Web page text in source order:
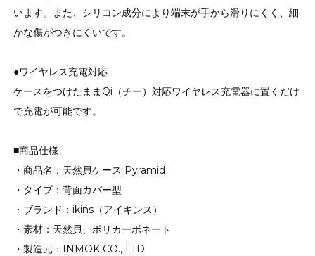
います。また、シリコン成分により端末が手から滑りにくく、細
かな傷がつきにくいです。
●ワイヤレス充電対応
ケースをつけたままQi（チー）対応ワイヤレス充電器に置くだけ
で充電が可能です。
■商品仕様
・商品名：天然貝ケース Pyramid
・タイプ：背面カバー型
・ブランド：ikins（アイキンス）
・素材：天然貝、ポリカーボネート
・製造元：INMOK CO., LTD.